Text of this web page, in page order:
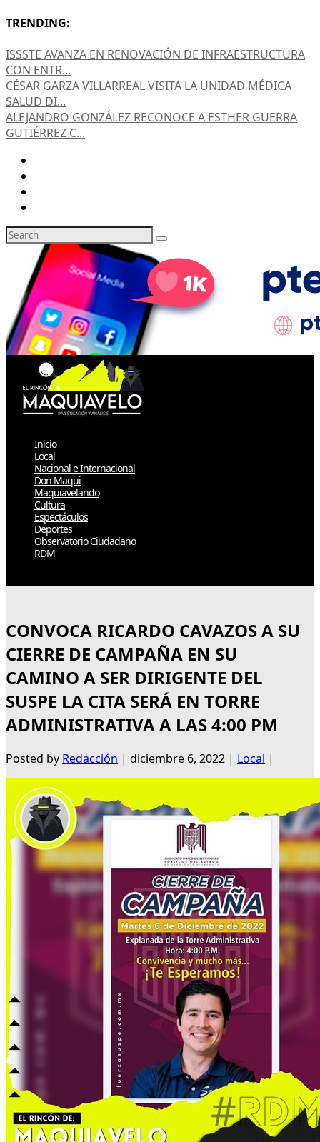
TRENDING:
ISSSTE AVANZA EN RENOVACIÓN DE INFRAESTRUCTURA
CON ENTR...
CÉSAR GARZA VILLARREAL VISITA LA UNIDAD MÉDICA
SALUD DI...
ALEJANDRO GONZÁLEZ RECONOCE A ESTHER GUERRA
GUTIÉRREZ C...
Inicio
Local
Nacional e Internacional
Don Maqui
Maquiavelando
Cultura
Espectáculos
Deportes
Observatorio Ciudadano
RDM
CONVOCA RICARDO CAVAZOS A SU
CIERRE DE CAMPAÑA EN SU
CAMINO A SER DIRIGENTE DEL
SUSPE LA CITA SERÁ EN TORRE
ADMINISTRATIVA A LAS 4:00 PM
Posted by Redacción | diciembre 6, 2022 | Local |